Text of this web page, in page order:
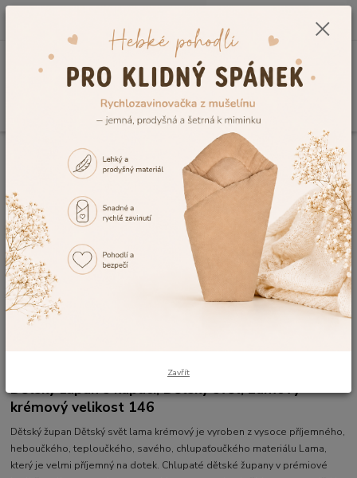
0,00 Kč
Kojenecké a dětské oblečení Dětské župany a ponča
Dětský
župan Dětský svět Lama krémový velikost 146
Dětský župan Dětský svět Lama
krémový velikost 146
Dětský župan s kapucí, Dětský svět, Lamový
krémový velikost 146
Dětský župan Dětský svět lama krémový je vyroben z vysoce příjemného,
heboučkého, teploučkého, savého, chlupaťoučkého materiálu Lama,
který je velmi příjemný na dotek. Chlupaté dětské župany v prémiové
Zavřít